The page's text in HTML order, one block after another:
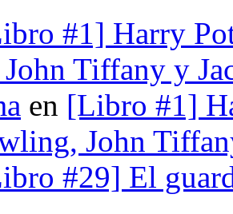
#1] Harry
Tiffany y
en [Libro #1]
John
#29] El